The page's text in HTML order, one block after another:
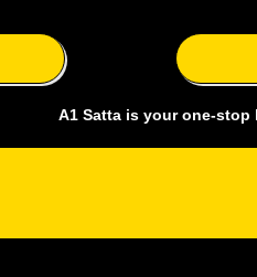
A1 Satta is your one-stop hub